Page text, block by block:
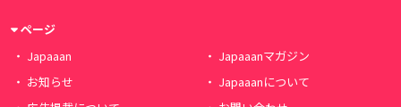
ページ
Japaaan
Japaaanマガジン
お知らせ
Japaaanについて